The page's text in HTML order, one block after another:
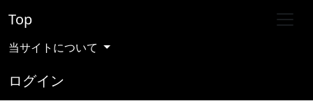
Top
当サイトについて
ログイン